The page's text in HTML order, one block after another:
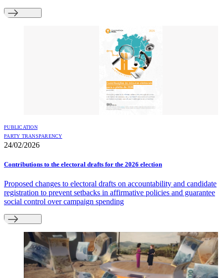
PUBLICATION
PARTY TRANSPARENCY
24/02/2026
Contributions to the electoral drafts for the 2026 election
Proposed changes to electoral drafts on accountability and candidate
registration to prevent setbacks in affirmative policies and guarantee
social control over campaign spending